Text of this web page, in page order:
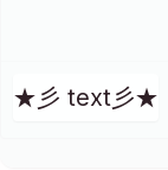
★彡 text彡★